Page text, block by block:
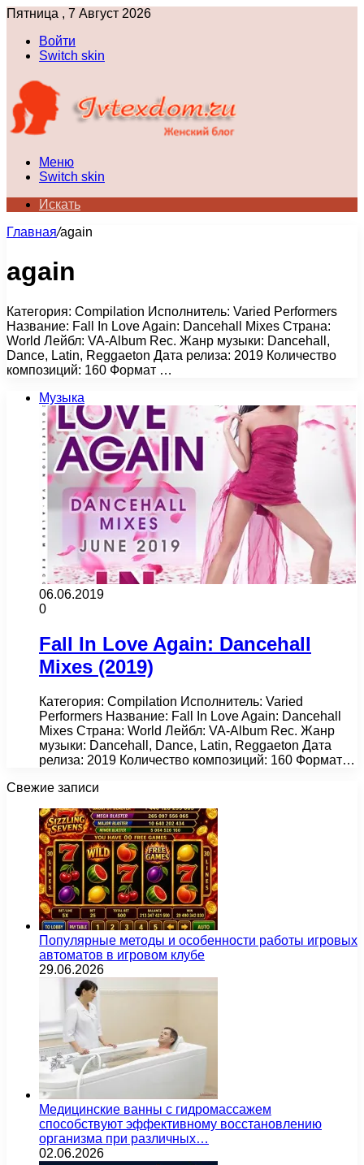
Пятница , 7 Август 2026
Войти
Switch skin
Меню
Switch skin
Искать
Главная/again
again
Категория: Compilation Исполнитель: Varied Performers
Название: Fall In Love Again: Dancehall Mixes Страна:
World Лейбл: VA-Album Rec. Жанр музыки: Dancehall,
Dance, Latin, Reggaeton Дата релиза: 2019 Количество
композиций: 160 Формат …
Музыка
06.06.2019
0
Fall In Love Again: Dancehall
Mixes (2019)
Категория: Compilation Исполнитель: Varied
Performers Название: Fall In Love Again: Dancehall
Mixes Страна: World Лейбл: VA-Album Rec. Жанр
музыки: Dancehall, Dance, Latin, Reggaeton Дата
релиза: 2019 Количество композиций: 160 Формат…
Свежие записи
Популярные методы и особенности работы игровых
автоматов в игровом клубе
29.06.2026
Медицинские ванны с гидромассажем
способствуют эффективному восстановлению
организма при различных…
02.06.2026